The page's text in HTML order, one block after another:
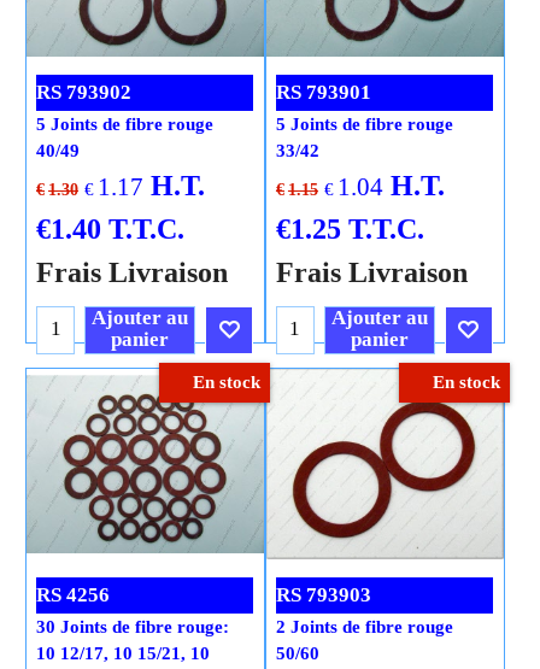
RS 793902
€ 1.30 € 1.17 H.T.
€1.40 T.T.C.
Frais Livraison
5 Joints de fibre rouge
40/49
Ajouter au
panier
Cliquez ici
RS 793901
€ 1.15 € 1.04 H.T.
€1.25 T.T.C.
Frais Livraison
5 Joints de fibre rouge
33/42
Ajouter au
panier
En stock
RS 4256
30 Joints de fibre rouge:
10 12/17, 10 15/21, 10
En stock
RS 793903
2 Joints de fibre rouge
50/60